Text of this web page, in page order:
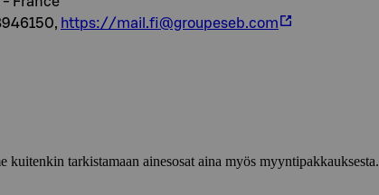
https://mail.fi@groupeseb.com
tarkistamaan ainesosat aina myös myyntipakkauksesta.